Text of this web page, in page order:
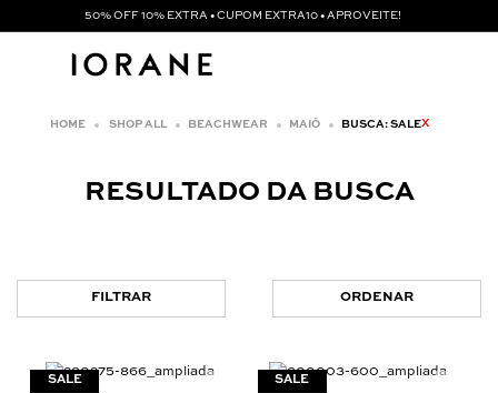
50% OFF 10% EXTRA • CUPOM EXTRA10 • APROVEITE!
SHOP ALL BEACHWEAR MAIÔ BUSCA: SALEX
RESULTADO DA BUSCA
FILTRAR ORDENAR